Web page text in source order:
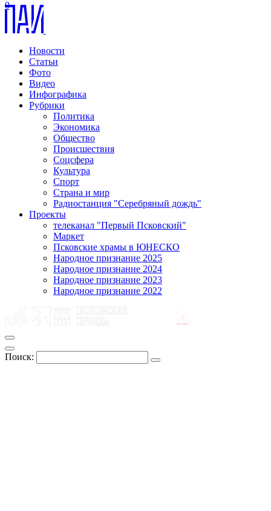
Новости
Статьи
Фото
Видео
Инфографика
Рубрики
Политика
Экономика
Общество
Происшествия
Соцсфера
Культура
Спорт
Страна и мир
Радиостанция "Серебряный дождь"
Проекты
телеканал "Первый Псковский"
Маркет
Псковские храмы в ЮНЕСКО
Народное признание 2025
Народное признание 2024
Народное признание 2023
Народное признание 2022
Поиск:
0